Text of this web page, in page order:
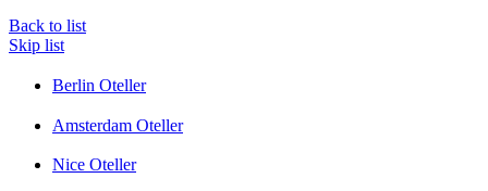
Back to list
Skip list
Berlin Oteller
Amsterdam Oteller
Nice Oteller